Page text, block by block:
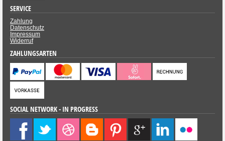
SERVICE
Zahlung
Datenschutz
Impressum
Widerruf
ZAHLUNGSARTEN
SOCIAL NETWORK - IN PROGRESS